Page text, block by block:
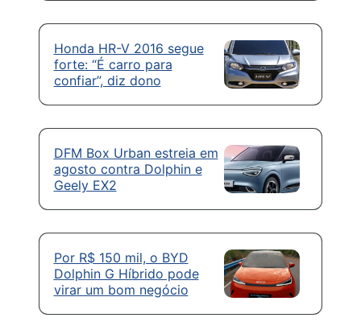
Honda HR-V 2016 segue
forte: “É carro para
confiar”, diz dono
DFM Box Urban estreia em
agosto contra Dolphin e
Geely EX2
Por R$ 150 mil, o BYD
Dolphin G Híbrido pode
virar um bom negócio